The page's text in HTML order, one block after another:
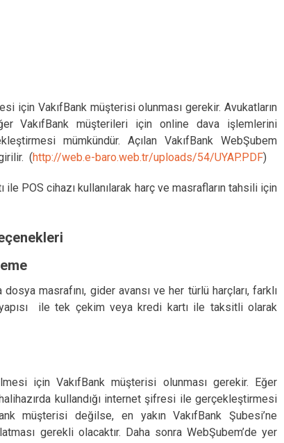
için VakıfBank müşterisi olunması gerekir. Avukatların
VakıfBank müşterileri için online dava işlemlerini
mümkündür. Açılan VakıfBank WebŞubem
(http://web.e-baro.web.tr/uploads/54/UYAP.PDF)
POS cihazı kullanılarak harç ve masrafların tahsili için
masrafını, gider avansı ve her türlü harçları, farklı
ile tek çekim veya kredi kartı ile taksitli olarak
için VakıfBank müşterisi olunması gerekir. Eğer
kullandığı internet şifresi ile gerçekleştirmesi
müşterisi değilse, en yakın VakıfBank Şubesi’ne
gerekli olacaktır. Daha sonra WebŞubem’de yer